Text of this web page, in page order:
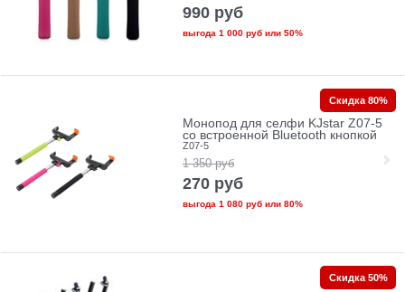
990 руб
выгода 1 000 рубили 50%
Монопод для селфи KJstar Z07-5
cо встроенной Bluetooth кнопкой
Z07-5
1 350 руб
270 руб
выгода 1 080 рубили 80%
Скидка 80%
Скидка 50%